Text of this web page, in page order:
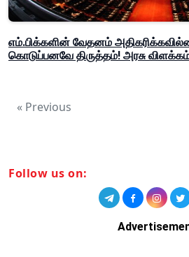
எம்.பிக்களின் வேதனம்
கொடுப்பனவே திருத்தம்! அரசு
« Previous
Follow us on: